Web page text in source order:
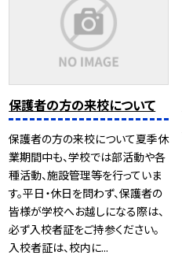
保護者の方の来校について
保護者の方の来校について夏季休
業期間中も、学校では部活動や各
種活動、施設管理等を行っていま
す。平日・休日を問わず、保護者の
皆様が学校へお越しになる際は、
必ず入校者証をご持参ください。
入校者証は、校内に...